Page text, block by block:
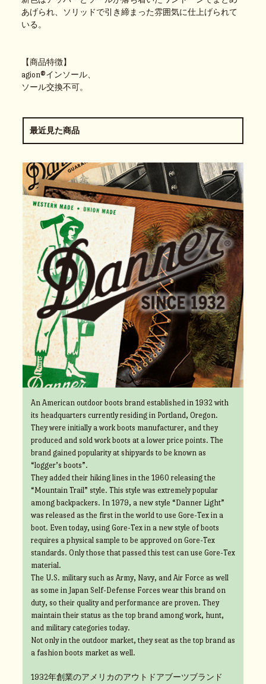
あげられ、ソリッドで引き締まった雰囲気に仕上げられて
いる。
【商品特徴】
agion®インソール、
ソール交換不可。
最近見た商品
An American outdoor boots brand established in 1932 with
its headquarters currently residing in Portland, Oregon.
They were initially a work boots manufacturer, and they
produced and sold work boots at a lower price points. The
brand gained popularity at shipyards to be known as
“logger’s boots”.
They added their hiking lines in the 1960 releasing the
“Mountain Trail” style. This style was extremely popular
among backpackers. In 1979, a new style “Danner Light”
was released as the first in the world to use Gore-Tex in a
boot. Even today, using Gore-Tex in a new style of boots
requires a physical sample to be approved on Gore-Tex
standards. Only those that passed this test can use Gore-Tex
material.
The U.S. military such as Army, Navy, and Air Force as well
as some in Japan Self-Defense Forces wear this brand on
duty, so their quality and performance are proven. They
maintain their status as the top brand among work, hunt,
and military categories today.
Not only in the outdoor market, they seat as the top brand as
a fashion boots market as well.
1932年創業のアメリカのアウトドアブーツブランド